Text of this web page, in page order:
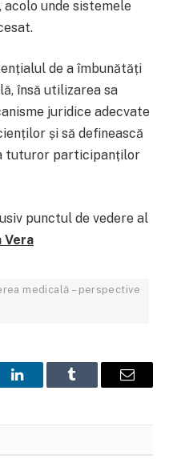
unde sistemele
de a îmbunătăți
însă utilizarea sa
juridice adecvate
și să definească
tuturor participanților
punctul de vedere al
Vera
medicală – perspective
LinkedInTumblr Email